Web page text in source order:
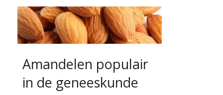
Amandelen populair
in de geneeskunde